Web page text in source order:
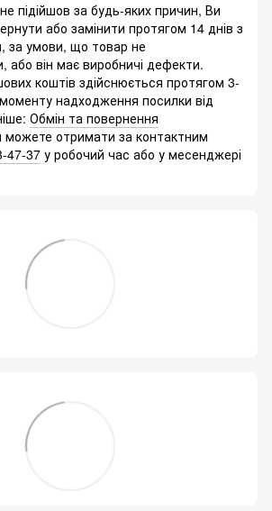
підійшов за будь-яких причин, Ви
або замінити протягом 14 днів з
за умови, що товар не
або він має виробничі дефекти.
коштів здійснюється протягом 3-
надходження посилки від
Обмін та повернення
можете отримати за контактним
47-37 у робочий час або у месенджері